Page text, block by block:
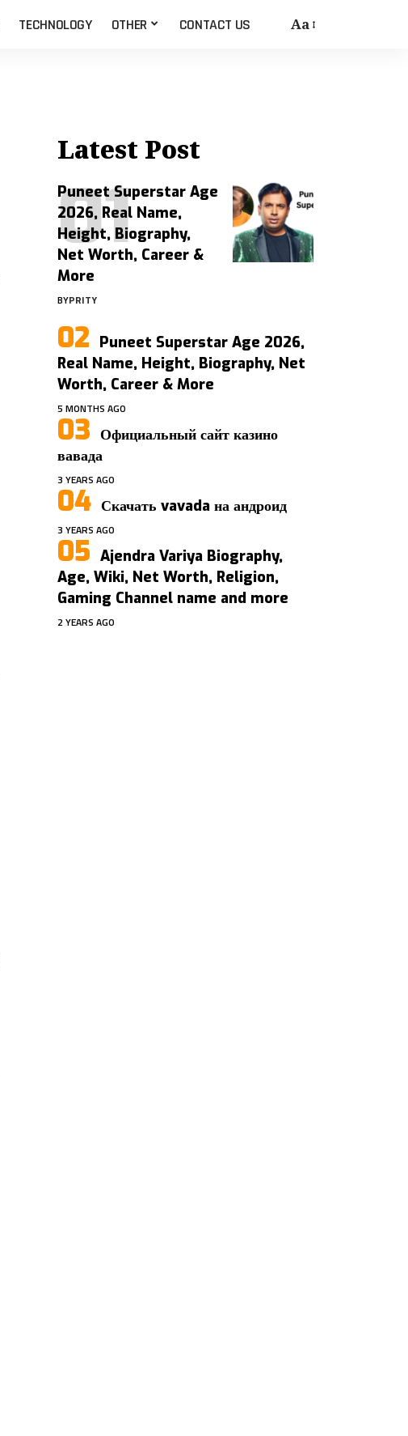
TECHNOLOGY OTHER CONTACT US Aa
Latest Post
Puneet Superstar Age
2026, Real Name,
Height, Biography,
Net Worth, Career &
More
BYPRITY
Puneet Superstar Age 2026,
Real Name, Height, Biography, Net
Worth, Career & More
5 MONTHS AGO
Официальный сайт казино
вавада
3 YEARS AGO
Скачать vavada на андроид
3 YEARS AGO
Ajendra Variya Biography,
Age, Wiki, Net Worth, Religion,
Gaming Channel name and more
2 YEARS AGO